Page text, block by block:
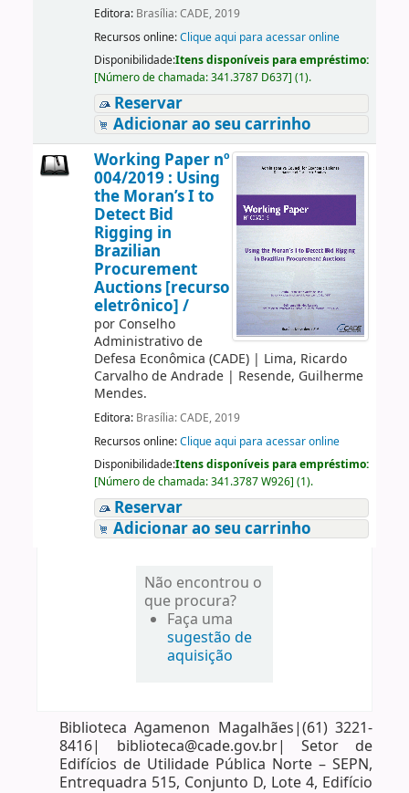
Editora: Brasília: CADE, 2019
Recursos online:Clique aqui para acessar online
Disponibilidade:Itens disponíveis para empréstimo:
[Número de chamada:341.3787 D637] (1).
Reservar
Adicionar ao seu carrinho
Working Paper nº
004/2019 : Using
the Moran’s I to
Detect Bid
Rigging in
Brazilian
Procurement
Auctions [recurso
eletrônico] /
por Conselho
Administrativo de
Defesa Econômica (CADE)| Lima, Ricardo
Carvalho de Andrade| Resende, Guilherme
Mendes.
Editora: Brasília: CADE, 2019
Recursos online:Clique aqui para acessar online
Disponibilidade:Itens disponíveis para empréstimo:
[Número de chamada:341.3787 W926] (1).
Reservar
Adicionar ao seu carrinho
Não encontrou o
que procura?
Faça uma
sugestão de
aquisição
Biblioteca Agamenon Magalhães|(61) 3221-
8416| biblioteca@cade.gov.br| Setor de
Edifícios de Utilidade Pública Norte – SEPN,
Entrequadra 515, Conjunto D, Lote 4, Edifício